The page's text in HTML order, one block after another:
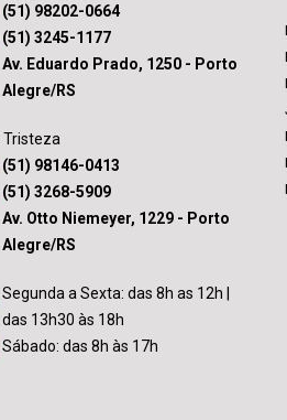
(51) 98202-0664
(51) 3245-1177
Av. Eduardo Prado, 1250 - Porto
Alegre/RS
Tristeza
(51) 98146-0413
(51) 3268-5909
Av. Otto Niemeyer, 1229 - Porto
Alegre/RS
Segunda a Sexta: das 8h as 12h |
das 13h30 às 18h
Sábado: das 8h às 17h